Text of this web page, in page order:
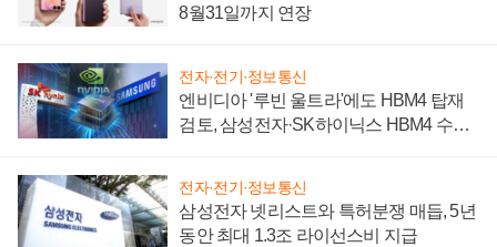
8월31일까지 연장
전자·전기·정보통신
엔비디아 '루빈 울트라'에도 HBM4 탑재
검토, 삼성전자·SK하이닉스 HBM4 수율
전자·전기·정보통신
삼성전자 넷리스트와 특허분쟁 매듭, 5년
동안 최대 1.3조 라이선스비 지급